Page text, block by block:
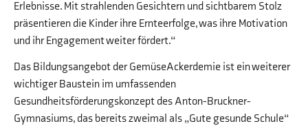
Erlebnisse. Mit strahlenden Gesichtern und sichtbarem Stolz
präsentieren die Kinder ihre Ernteerfolge, was ihre Motivation
und ihr Engagement weiter fördert.“
Das Bildungsangebot der GemüseAckerdemie ist ein weiterer
wichtiger Baustein im umfassenden
Gesundheitsförderungskonzept des Anton-Bruckner-
Gymnasiums, das bereits zweimal als „Gute gesunde Schule“